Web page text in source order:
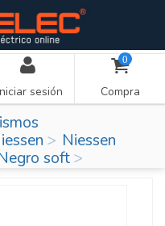
sesión
0
Compra
Niessen
soft